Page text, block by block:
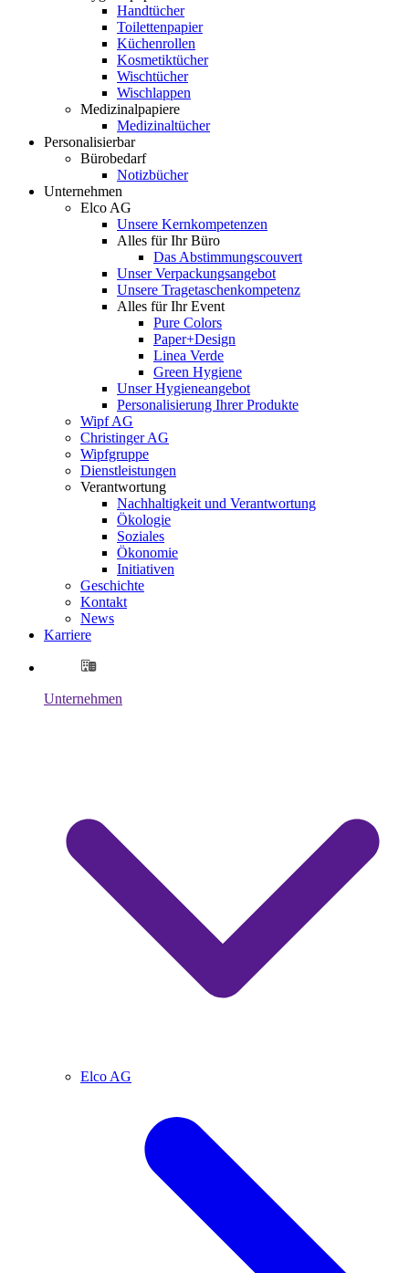
Handtücher
Toilettenpapier
Küchenrollen
Kosmetiktücher
Wischtücher
Wischlappen
Medizinalpapiere
Medizinaltücher
Personalisierbar
Bürobedarf
Notizbücher
Unternehmen
Elco AG
Unsere Kernkompetenzen
Alles für Ihr Büro
Das Abstimmungscouvert
Unser Verpackungsangebot
Unsere Tragetaschenkompetenz
Alles für Ihr Event
Pure Colors
Paper+Design
Linea Verde
Green Hygiene
Unser Hygieneangebot
Personalisierung Ihrer Produkte
Wipf AG
Christinger AG
Wipfgruppe
Dienstleistungen
Verantwortung
Nachhaltigkeit und Verantwortung
Ökologie
Soziales
Ökonomie
Initiativen
Geschichte
Kontakt
News
Karriere
Unternehmen
Elco AG